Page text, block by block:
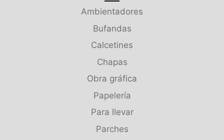
Ambientadores
Bufandas
Calcetines
Chapas
Obra gráfica
Papelería
Para llevar
Parches